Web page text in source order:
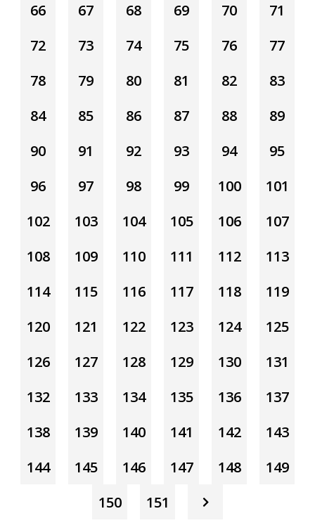
66
67 68 69 70
71
72
73 74 75 76
77
78
79 80 81 82
83
84
85 86 87 88
89
90
91 92 93 94
95
96
97 98 99 100
101
102
103 104 105 106
107
108
109 110 111 112
113
114
115 116 117 118
119
120
121 122 123 124
125
126
127 128 129 130
131
132
133 134 135 136
137
138
139 140 141 142
143
144
145 146 147 148
149
150
151